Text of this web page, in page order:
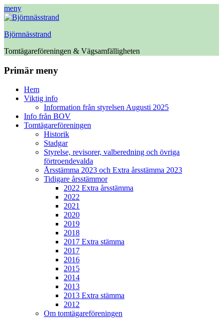
meny
Björnnässtrand
Tomtägareföreningen & Vägsamfälligheten
Facebook
Primär meny
HoppaHem
Viktig info
Information från styrelsen Augusti 2025
Info från BOV
Tomtägareföreningen
Historik
Stadgar
Styrelse, revisorer, valberedning och övriga
förtroendevalda
Årsstämma 2023 och Extra årsstämma 2023
Tidigare årsstämmor
2022 Extra årsstämma
2022
2021
2020
2019
2018
2017 Extra stämma
2017
2016
2015
2014
2013
2013 Extra stämma
2012
Om tomtägareföreningen